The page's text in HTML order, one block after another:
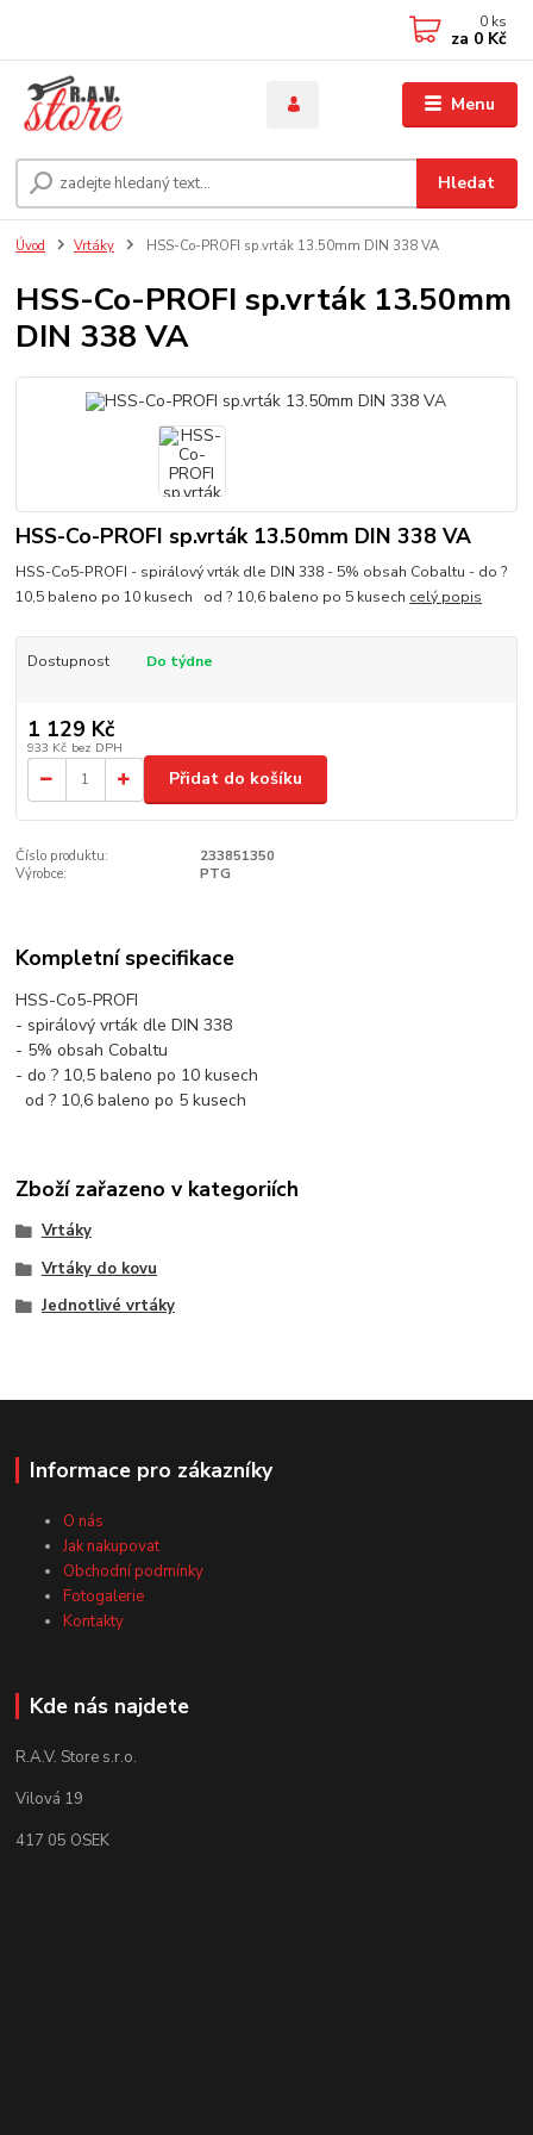
Menu
Hledat
0 ks
za 0 Kč
Úvod Vrtáky HSS-Co-PROFI sp.vrták 13.50mm DIN 338 VA
HSS-Co-PROFI sp.vrták 13.50mm
DIN 338 VA
HSS-Co-PROFI sp.vrták 13.50mm DIN 338 VA
HSS-Co5-PROFI - spirálový vrták dle DIN 338 - 5% obsah Cobaltu - do ?
10,5 baleno po 10 kusech od ? 10,6 baleno po 5 kusech celý popis
Dostupnost Do týdne
1 129 Kč
933 Kč bez DPH
Přidat do košíku
Číslo produktu:
233851350
Výrobce:
PTG
Kompletní specifikace
HSS-Co5-PROFI
- spirálový vrták dle DIN 338
- 5% obsah Cobaltu
- do ? 10,5 baleno po 10 kusech
od ? 10,6 baleno po 5 kusech
Zboží zařazeno v kategoriích
Vrtáky
Vrtáky do kovu
Jednotlivé vrtáky
Informace pro zákazníky
O nás
Jak nakupovat
Obchodní podmínky
Fotogalerie
Kontakty
Kde nás najdete
R.A.V. Store s.r.o.
Vilová 19
417 05 OSEK